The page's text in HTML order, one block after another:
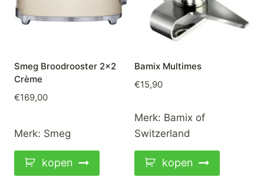
Smeg Broodrooster 2×2
Crème
€169,00
Merk: Smeg
kopen
Bamix Multimes
€15,90
Merk: Bamix of
Switzerland
kopen